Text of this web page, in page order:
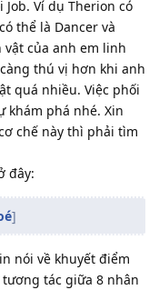
Ví dụ Therion có
thể là Dancer và
vật của anh em linh
thú vị hơn khi anh
quá nhiều. Việc phối
khám phá nhé. Xin
chế này thì phải tìm
đây:
]
nói về khuyết điểm
tác giữa 8 nhân